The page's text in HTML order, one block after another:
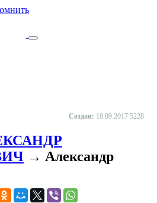
Создан: 18.09.2017 5228
→ Александр